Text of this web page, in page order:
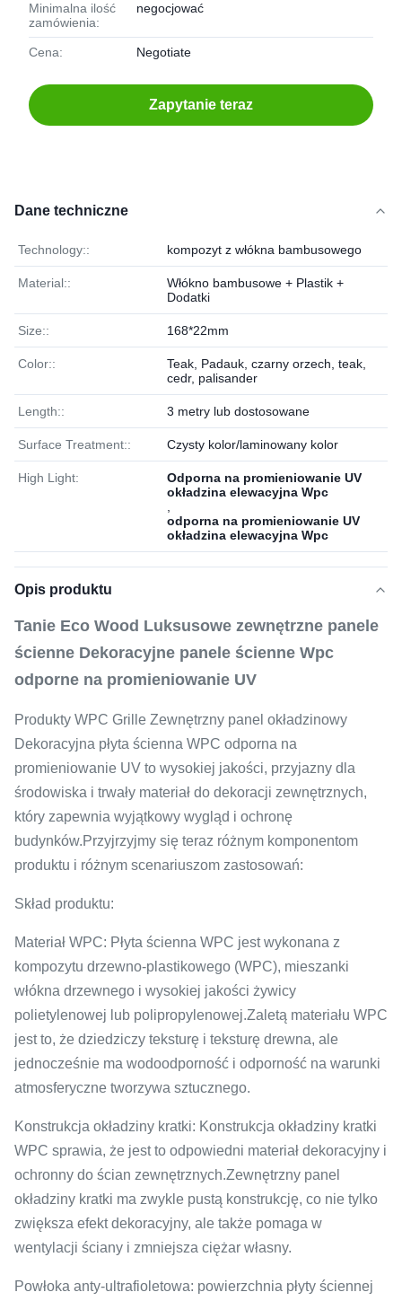
Minimalna ilość
zamówienia:
negocjować
Cena: Negotiate
Zapytanie teraz
Dane techniczne
Technology:: kompozyt z włókna bambusowego
Material::
Włókno bambusowe + Plastik +
Dodatki
Size:: 168*22mm
Color::
Teak, Padauk, czarny orzech, teak,
cedr, palisander
Length:: 3 metry lub dostosowane
Surface Treatment:: Czysty kolor/laminowany kolor
High Light:
Odporna na promieniowanie UV
okładzina elewacyjna Wpc
odporna na promieniowanie UV
okładzina elewacyjna Wpc
Opis produktu
Tanie Eco Wood Luksusowe zewnętrzne panele
ścienne Dekoracyjne panele ścienne Wpc
odporne na promieniowanie UV
Produkty WPC Grille Zewnętrzny panel okładzinowy
Dekoracyjna płyta ścienna WPC odporna na
promieniowanie UV to wysokiej jakości, przyjazny dla
środowiska i trwały materiał do dekoracji zewnętrznych,
który zapewnia wyjątkowy wygląd i ochronę
budynków.Przyjrzyjmy się teraz różnym komponentom
produktu i różnym scenariuszom zastosowań:
Skład produktu:
Materiał WPC: Płyta ścienna WPC jest wykonana z
kompozytu drzewno-plastikowego (WPC), mieszanki
włókna drzewnego i wysokiej jakości żywicy
polietylenowej lub polipropylenowej.Zaletą materiału WPC
jest to, że dziedziczy teksturę i teksturę drewna, ale
jednocześnie ma wodoodporność i odporność na warunki
atmosferyczne tworzywa sztucznego.
Konstrukcja okładziny kratki: Konstrukcja okładziny kratki
WPC sprawia, że ​​jest to odpowiedni materiał dekoracyjny i
ochronny do ścian zewnętrznych.Zewnętrzny panel
okładziny kratki ma zwykle pustą konstrukcję, co nie tylko
zwiększa efekt dekoracyjny, ale także pomaga w
wentylacji ściany i zmniejsza ciężar własny.
Powłoka anty-ultrafioletowa: powierzchnia płyty ściennej